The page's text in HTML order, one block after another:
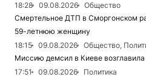
18:28
09.08.2026
Общество
Смертельное ДТП в Сморгонском
59-летнюю женщину
18:15
09.08.2026
Общество,
Миссию демсил в Киеве возглавила
17:51
09.08.2026
Политика